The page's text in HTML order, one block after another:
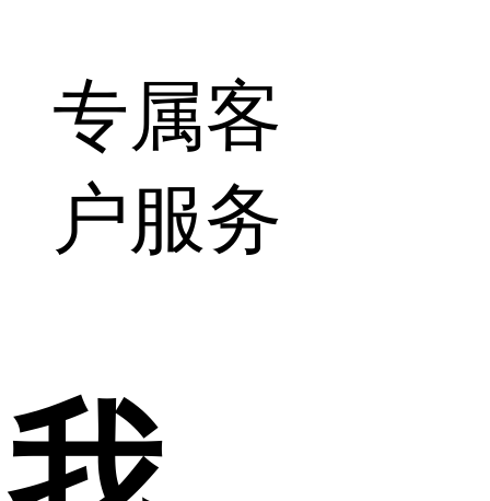
专属客
户服务